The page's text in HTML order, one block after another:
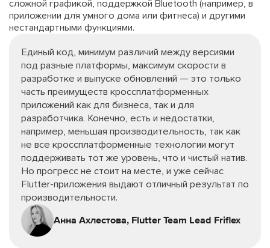
сложной графикой, поддержкой Bluetooth (например, в
приложении для умного дома или фитнеса) и другими
нестандартными функциями.
Единый код, минимум различий между версиями
под разные платформы, максимум скорости в
разработке и выпуске обновлений — это только
часть преимуществ кроссплатформенных
приложений как для бизнеса, так и для
разработчика. Конечно, есть и недостатки,
например, меньшая производительность, так как
не все кроссплатформенные технологии могут
поддерживать тот же уровень, что и чистый натив.
Но прогресс не стоит на месте, и уже сейчас
Flutter-приложения выдают отличный результат по
производительности.
Анна Ахлестова, Flutter Team Lead Friflex